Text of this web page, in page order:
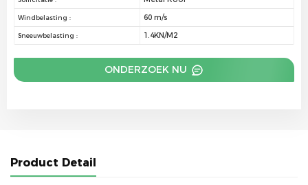
Windbelasting : 60 m/s
Sneeuwbelasting : 1.4KN/M2
ONDERZOEK NU
Product Detail